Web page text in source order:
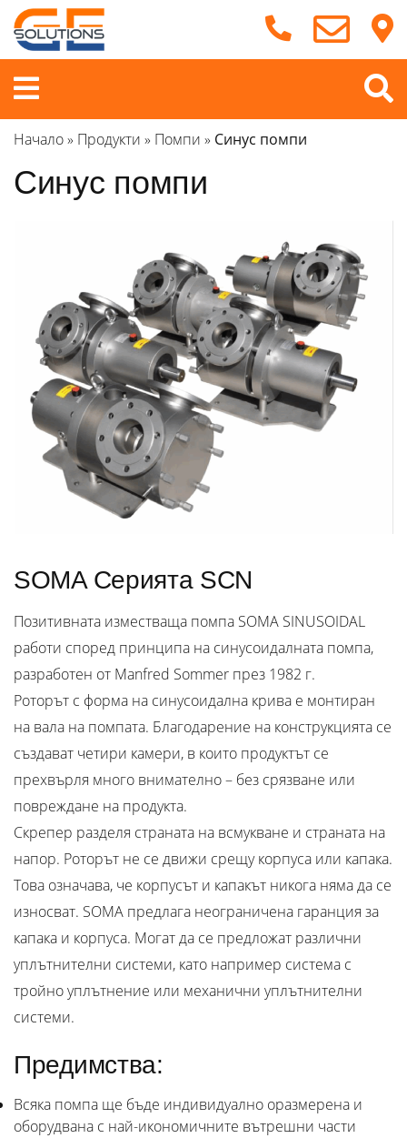
Продължете
към
съдържанието
Меню
Начало» Продукти » Помпи » Синус помпи
Синус помпи
SOMA Серията SCN
Позитивната изместваща помпа SOMA SINUSOIDAL
работи според принципа на синусоидалната помпа,
разработен от Manfred Sommer през 1982 г.
Роторът с форма на синусоидална крива е монтиран
на вала на помпата. Благодарение на конструкцията се
създават четири камери, в които продуктът се
прехвърля много внимателно – без срязване или
повреждане на продукта.
Скрепер разделя страната на всмукване и страната на
напор. Роторът не се движи срещу корпуса или капака.
Това означава, че корпусът и капакът никога няма да се
износват. SOMA предлага неограничена гаранция за
капака и корпуса. Могат да се предложат различни
уплътнителни системи, като например система с
тройно уплътнение или механични уплътнителни
системи.
Предимства:
Всяка помпа ще бъде индивидуално оразмерена и
оборудвана с най-икономичните вътрешни части